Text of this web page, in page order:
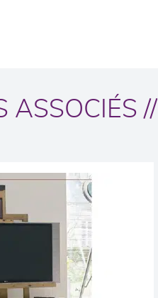
ASSOCIÉS //